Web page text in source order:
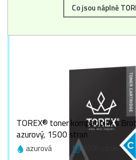
Co jsou náplně
TOREX® toner kompatibilní s
azurový, 1500 stran
azurová 1500 stran